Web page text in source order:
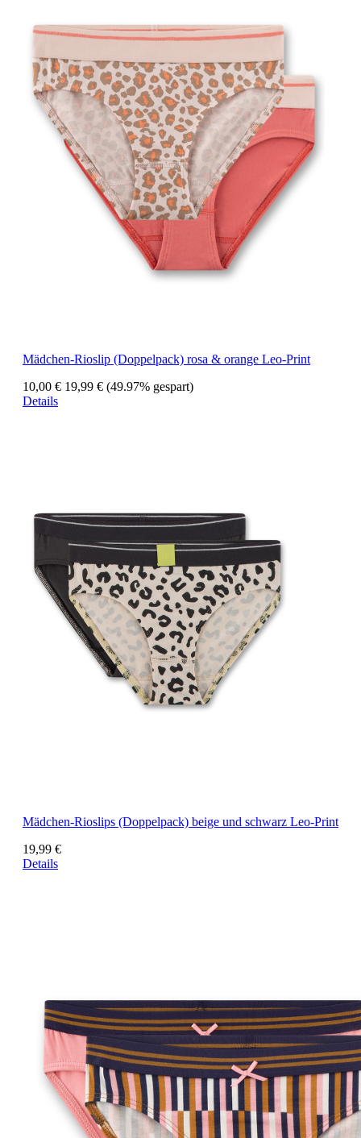
Mädchen-Rioslip (Doppelpack) rosa & orange Leo-Print
10,00 € 19,99 € (49.97% gespart)
Details
Mädchen-Rioslips (Doppelpack) beige und schwarz Leo-Print
19,99 €
Details